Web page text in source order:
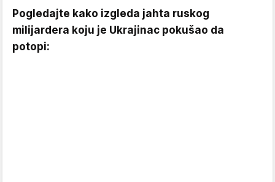
Pogledajte kako izgleda jahta ruskog
milijardera koju je Ukrajinac pokušao da
potopi: